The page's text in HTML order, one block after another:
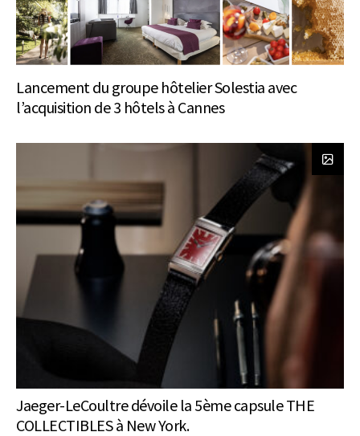
Lancement du groupe hôtelier Solestia avec
l’acquisition de 3 hôtels à Cannes
Jaeger-LeCoultre dévoile la 5ème capsule THE
COLLECTIBLES à New York.